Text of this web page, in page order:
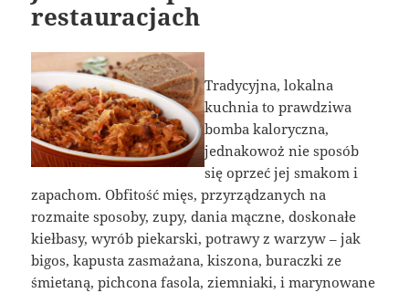
restauracjach
Tradycyjna, lokalna
kuchnia to prawdziwa
bomba kaloryczna,
jednakowoż nie sposób
się oprzeć jej smakom i
zapachom. Obfitość mięs, przyrządzanych na
rozmaite sposoby, zupy, dania mączne, doskonałe
kiełbasy, wyrób piekarski, potrawy z warzyw – jak
bigos, kapusta zasmażana, kiszona, buraczki ze
śmietaną, pichcona fasola, ziemniaki, i marynowane